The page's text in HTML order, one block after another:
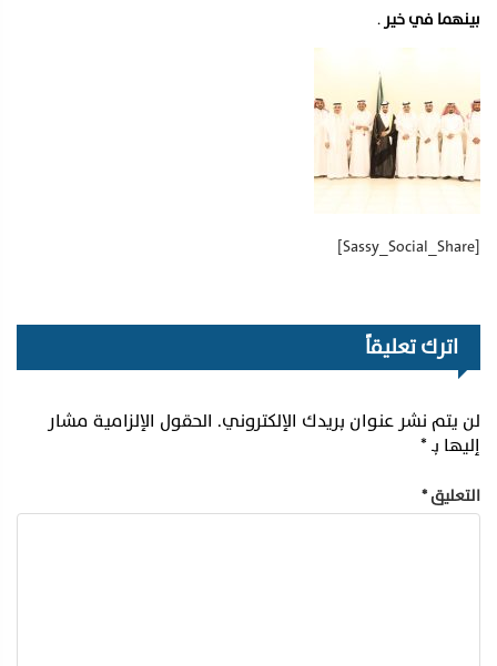
بينهما في خير .
[Sassy_Social_Share]
اترك تعليقاً
لن يتم نشر عنوان بريدك الإلكتروني. الحقول الإلزامية مشار
إليها بـ*
التعليق*